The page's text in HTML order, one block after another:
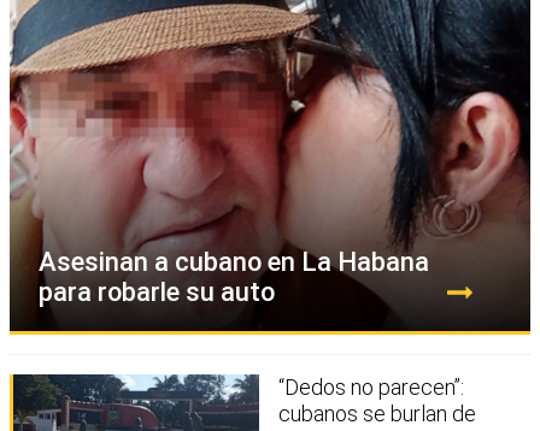
Asesinan a cubano en La Habana
para robarle su auto
“Dedos no parecen”:
cubanos se burlan de